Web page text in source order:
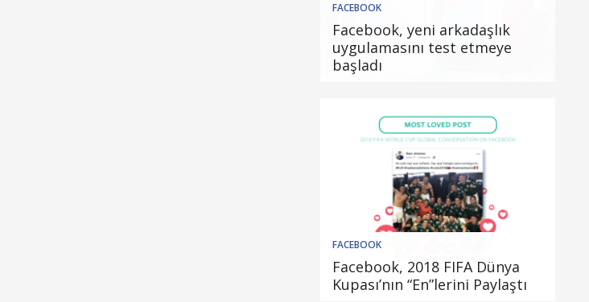
FACEBOOK
Facebook, yeni arkadaşlık
uygulamasını test etmeye
başladı
FACEBOOK
Facebook, 2018 FIFA Dünya
Kupası’nın “En”lerini Paylaştı